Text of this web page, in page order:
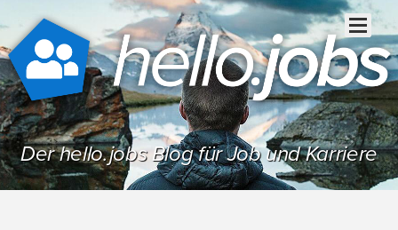
Der hello.jobs Blog für Job und Karriere